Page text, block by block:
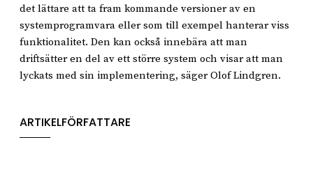
det lättare att ta fram kommande versioner av en
systemprogramvara eller som till exempel hanterar viss
funktionalitet. Den kan också innebära att man
driftsätter en del av ett större system och visar att man
lyckats med sin implementering, säger Olof Lindgren.
ARTIKELFÖRFATTARE